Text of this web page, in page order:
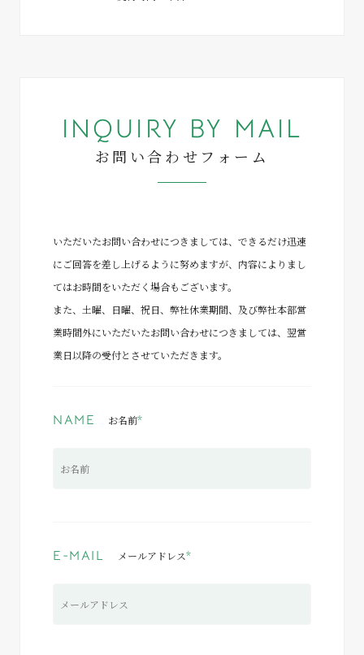
INQUIRY BY MAIL
お問い合わせフォーム
いただいたお問い合わせにつきましては、できるだけ迅速
にご回答を差し上げるように努めますが、内容によりまし
てはお時間をいただく場合もございます。
また、土曜、日曜、祝日、弊社休業期間、及び弊社本部営
業時間外にいただいたお問い合わせにつきましては、翌営
業日以降の受付とさせていただきます。
NAME お名前*
E-MAIL メールアドレス*